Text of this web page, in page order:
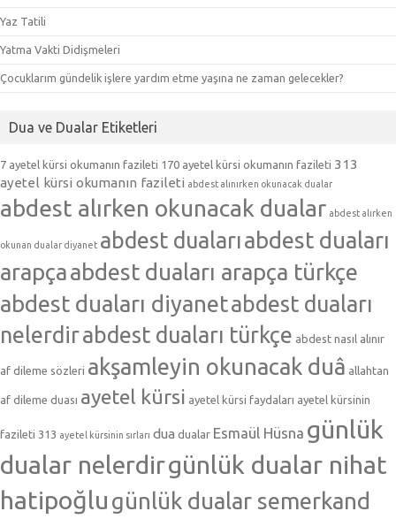
Yaz Tatili
Yatma Vakti Didişmeleri
Çocuklarım gündelik işlere yardım etme yaşına ne zaman gelecekler?
Dua ve Dualar Etiketleri
7 ayetel kürsi okumanın fazileti 170 ayetel kürsi okumanın fazileti 313
ayetel kürsi okumanın fazileti abdest alınırken okunacak dualar
abdest alırken okunacak dualar abdest alırken
okunan dualar diyanet abdest dualarıabdest duaları
arapçaabdest duaları arapça türkçe
abdest duaları diyanetabdest duaları
nelerdirabdest duaları türkçe abdest nasıl alınır
af dileme sözleri akşamleyin okunacak duâ allahtan
af dileme duası ayetel kürsi ayetel kürsi faydaları ayetel kürsinin
fazileti 313 ayetel kürsinin sırları dua dualar Esmaül Hüsna günlük
dualar nelerdirgünlük dualar nihat
hatipoğlu günlük dualar semerkand